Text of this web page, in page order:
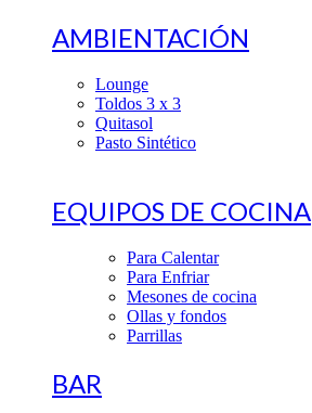
AMBIENTACIÓN
Lounge
Toldos 3 x 3
Quitasol
Pasto Sintético
EQUIPOS DE COCINA
Para Calentar
Para Enfriar
Mesones de cocina
Ollas y fondos
Parrillas
BAR